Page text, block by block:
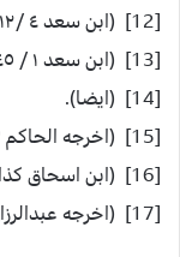
[12] (ابن سعد ٤ /١٢ و ابن عساكر كذا في الكنز ٧ / ٦٦).
[13] (ابن سعد ١ / ٢٤٥).
[14] (ايضا).
[15] (اخرجه الحاكم ٣ / ٢٨٨).
[16] (ابن اسحاق كذا في البدايه ٣ / ٢٧١).
[17] (اخرجه عبدالرزاق كذا في الكنز ٧ / ٣٠٢).